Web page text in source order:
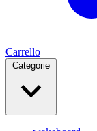
Carrello
Categorie